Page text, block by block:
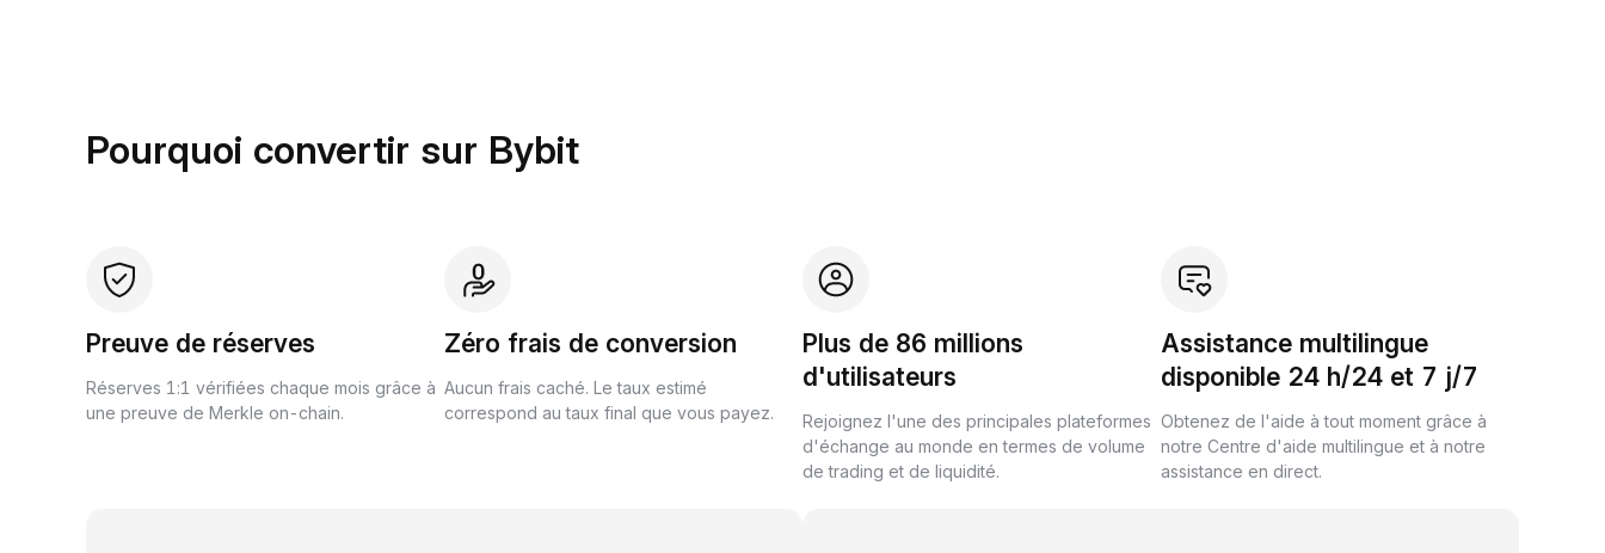
Pourquoi convertir sur Bybit
Preuve de réserves
Réserves 1:1 vérifiées chaque mois grâce à
une preuve de Merkle on-chain.
Zéro frais de conversion
Aucun frais caché. Le taux estimé
correspond au taux final que vous payez.
Plus de 86 millions
d'utilisateurs
Rejoignez l'une des principales plateformes
d'échange au monde en termes de volume
de trading et de liquidité.
Assistance multilingue
disponible 24 h/24 et 7 j/7
Obtenez de l'aide à tout moment grâce à
notre Centre d'aide multilingue et à notre
assistance en direct.